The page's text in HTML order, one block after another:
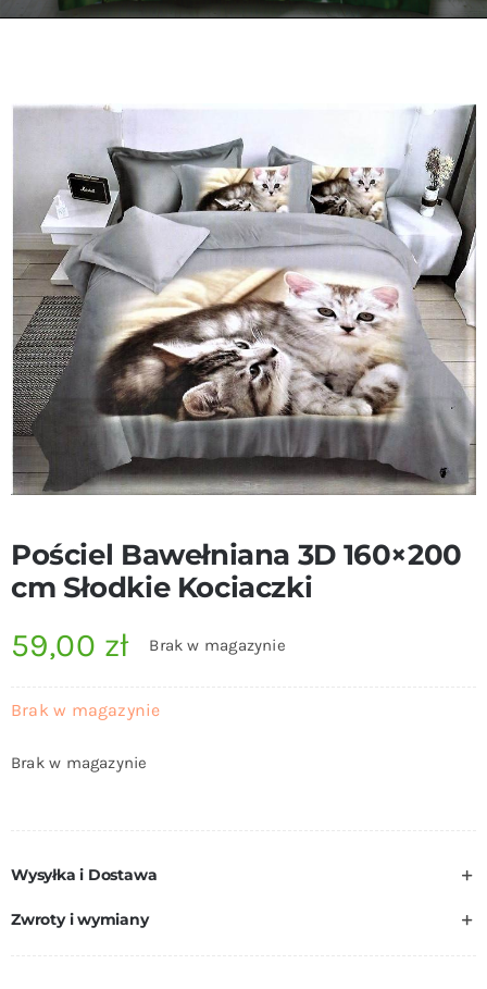
Pościel Bawełniana 3D 160×200
cm Słodkie Kociaczki
59,00 zł Brak w magazynie
Brak w magazynie
Brak w magazynie
Wysyłka i Dostawa
Zwroty i wymiany